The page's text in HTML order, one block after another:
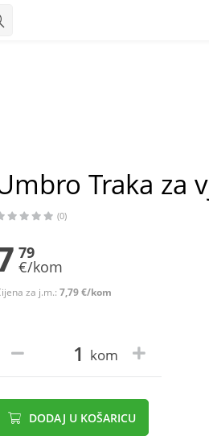
Traka za
(0)
79
€/kom
za j.m.: 7,79 €/kom
kom
DODAJ U KOŠARICU